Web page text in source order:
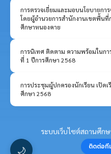
การตรวจเยี่ยมและมอบนโยบายกา
โดยผู้อำนวยการสำนักงานเขตพื้นที่
ศึกษาหนองคาย
การนิเทศ ติดตาม ความพร้อมในกา
ที่ 1 ปีการศึกษา 2568
การประชุมผู้ปกครองนักเรียน เปิดเ
ศึกษา 2568
ระบบเว็บไซต์สถานศึกษ
ติดต่อที
🌙